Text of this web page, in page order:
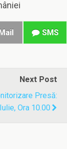
SMS
Next Post
Presă:
Ora 10.00